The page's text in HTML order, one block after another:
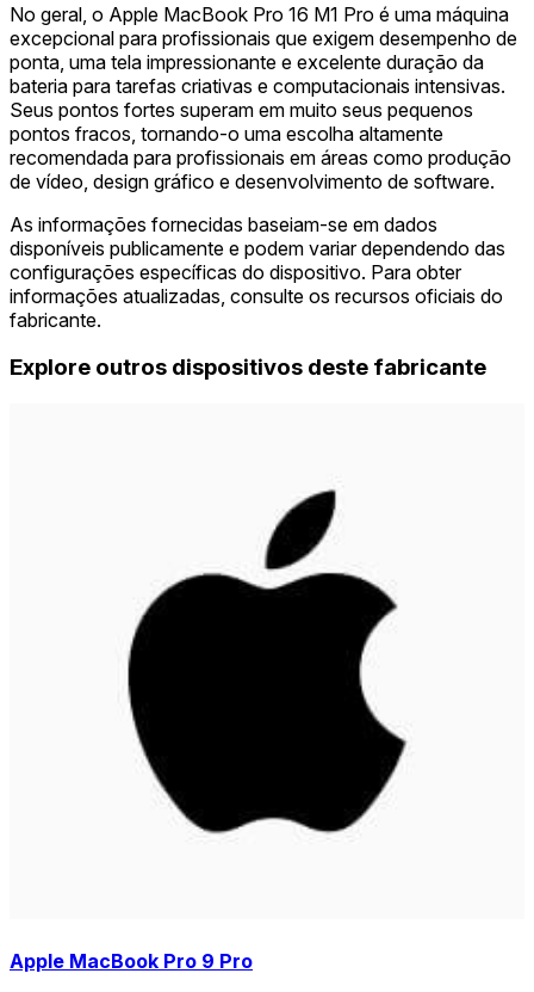
No geral, o Apple MacBook Pro 16 M1 Pro é uma máquina
excepcional para profissionais que exigem desempenho de
ponta, uma tela impressionante e excelente duração da
bateria para tarefas criativas e computacionais intensivas.
Seus pontos fortes superam em muito seus pequenos
pontos fracos, tornando-o uma escolha altamente
recomendada para profissionais em áreas como produção
de vídeo, design gráfico e desenvolvimento de software.
As informações fornecidas baseiam-se em dados
disponíveis publicamente e podem variar dependendo das
configurações específicas do dispositivo. Para obter
informações atualizadas, consulte os recursos oficiais do
fabricante.
Explore outros dispositivos deste fabricante
Apple MacBook Pro 9 Pro